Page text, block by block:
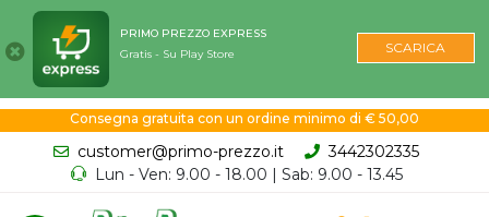
PRIMO PREZZO EXPRESS
Gratis - Su Play Store
SCARICA
Consegna gratuita con un ordine minimo di € 50,00
customer@primo-prezzo.it
3442302335
Lun - Ven: 9.00 - 18.00 | Sab: 9.00 - 13.45